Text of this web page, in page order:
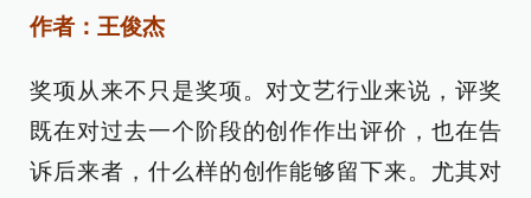
作者：王俊杰
奖项从来不只是奖项。对文艺行业来说，评奖
既在对过去一个阶段的创作作出评价，也在告
诉后来者，什么样的创作能够留下来。尤其对